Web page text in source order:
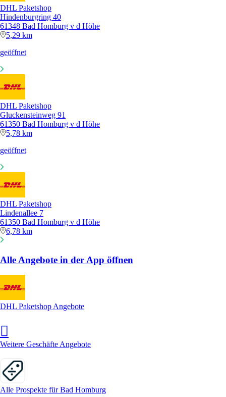
DHL Paketshop
Hindenburgring 40
61348 Bad Homburg v d Höhe
5,29 km
geöffnet
DHL Paketshop
Gluckensteinweg 91
61350 Bad Homburg v d Höhe
5,78 km
geöffnet
DHL Paketshop
Lindenallee 7
61350 Bad Homburg v d Höhe
6,78 km
Alle Angebote in der App öffnen
DHL Paketshop Angebote
Weitere Geschäfte Angebote
Alle Prospekte für Bad Homburg